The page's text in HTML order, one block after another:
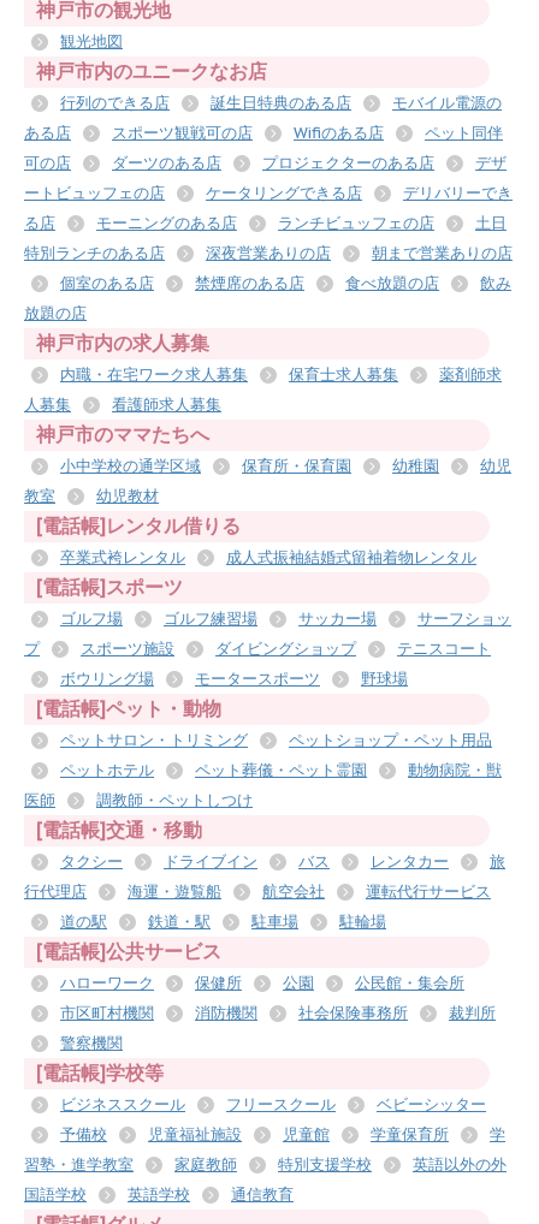
神戸市の観光地
観光地図
神戸市内のユニークなお店
行列のできる店 誕生日特典のある店
モバイル電源の
ある店
スポーツ観戦可の店 Wifiのある店
ペット同伴
可の店
ダーツのある店 プロジェクターのある店
デザ
ートビュッフェの店
ケータリングできる店
デリバリーでき
る店
モーニングのある店 ランチビュッフェの店
土日
特別ランチのある店
深夜営業ありの店
朝まで営業ありの店
個室のある店
禁煙席のある店 食べ放題の店
飲み
放題の店
神戸市内の求人募集
内職・在宅ワーク求人募集 保育士求人募集
薬剤師求
人募集
看護師求人募集
神戸市のママたちへ
小中学校の通学区域 保育所・保育園 幼稚園
幼児
教室
幼児教材
[電話帳]レンタル借りる
卒業式袴レンタル 成人式振袖結婚式留袖着物レンタル
[電話帳]スポーツ
ゴルフ場 ゴルフ練習場 サッカー場
サーフショッ
プ
スポーツ施設 ダイビングショップ
テニスコート
ボウリング場
モータースポーツ 野球場
[電話帳]ペット・動物
ペットサロン・トリミング
ペットショップ・ペット用品
ペットホテル
ペット葬儀・ペット霊園
動物病院・獣
医師
調教師・ペットしつけ
[電話帳]交通・移動
タクシー ドライブイン バス レンタカー
旅
行代理店
海運・遊覧船 航空会社
運転代行サービス
道の駅
鉄道・駅 駐車場 駐輪場
[電話帳]公共サービス
ハローワーク 保健所 公園
公民館・集会所
市区町村機関
消防機関 社会保険事務所
裁判所
警察機関
[電話帳]学校等
ビジネススクール フリースクール
ベビーシッター
予備校
児童福祉施設 児童館 学童保育所
学
習塾・進学教室
家庭教師 特別支援学校
英語以外の外
国語学校
英語学校 通信教育